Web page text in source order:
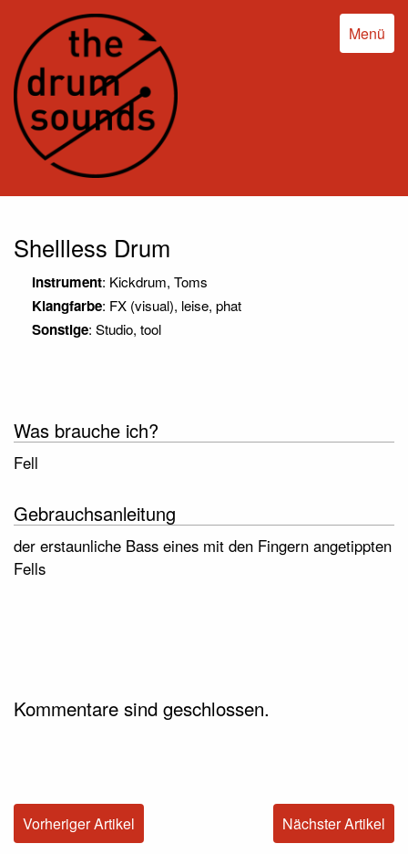
Menü
Shellless Drum
Instrument: Kickdrum, Toms
Klangfarbe: FX (visual), leise, phat
Sonstige: Studio, tool
Was brauche ich?
Fell
Gebrauchsanleitung
der erstaunliche Bass eines mit den Fingern angetippten
Fells
Kommentare sind geschlossen.
Nächster Artikel
Vorheriger Artikel